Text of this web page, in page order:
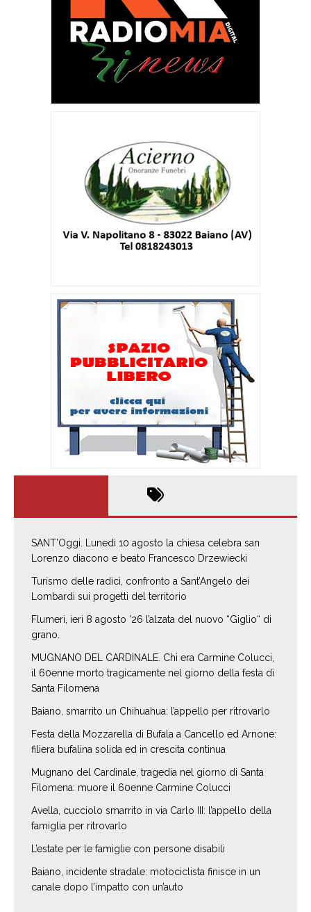
SANT’Oggi. Lunedì 10 agosto la chiesa celebra san
Lorenzo diacono e beato Francesco Drzewiecki
Turismo delle radici, confronto a Sant’Angelo dei
Lombardi sui progetti del territorio
Flumeri, ieri 8 agosto ’26 l’alzata del nuovo “Giglio“ di
grano.
MUGNANO DEL CARDINALE. Chi era Carmine Colucci,
il 60enne morto tragicamente nel giorno della festa di
Santa Filomena
Baiano, smarrito un Chihuahua: l’appello per ritrovarlo
Festa della Mozzarella di Bufala a Cancello ed Arnone:
filiera bufalina solida ed in crescita continua
Mugnano del Cardinale, tragedia nel giorno di Santa
Filomena: muore il 60enne Carmine Colucci
Avella, cucciolo smarrito in via Carlo III: l’appello della
famiglia per ritrovarlo
L’estate per le famiglie con persone disabili
Baiano, incidente stradale: motociclista finisce in un
canale dopo l’impatto con un’auto